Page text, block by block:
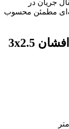
جریان در
مطمئن محسوب
مشخصات فنی کابل چند رشته افشان 3x2.5